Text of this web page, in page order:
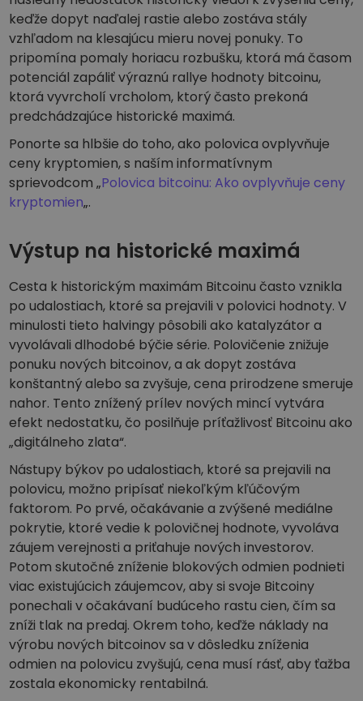
keďže dopyt naďalej rastie alebo zostáva stály
vzhľadom na klesajúcu mieru novej ponuky. To
pripomína pomaly horiacu rozbušku, ktorá má časom
potenciál zapáliť výraznú rallye hodnoty bitcoinu,
ktorá vyvrcholí vrcholom, ktorý často prekoná
predchádzajúce historické maximá.
Ponorte sa hlbšie do toho, ako polovica ovplyvňuje
ceny kryptomien, s naším informatívnym
sprievodcom „Polovica bitcoinu: Ako ovplyvňuje ceny
kryptomien„.
Výstup na historické maximá
Cesta k historickým maximám Bitcoinu často vznikla
po udalostiach, ktoré sa prejavili v polovici hodnoty. V
minulosti tieto halvingy pôsobili ako katalyzátor a
vyvolávali dlhodobé býčie série. Polovičenie znižuje
ponuku nových bitcoinov, a ak dopyt zostáva
konštantný alebo sa zvyšuje, cena prirodzene smeruje
nahor. Tento znížený prílev nových mincí vytvára
efekt nedostatku, čo posilňuje príťažlivosť Bitcoinu ako
„digitálneho zlata“.
Nástupy býkov po udalostiach, ktoré sa prejavili na
polovicu, možno pripísať niekoľkým kľúčovým
faktorom. Po prvé, očakávanie a zvýšené mediálne
pokrytie, ktoré vedie k polovičnej hodnote, vyvoláva
záujem verejnosti a priťahuje nových investorov.
Potom skutočné zníženie blokových odmien podnieti
viac existujúcich záujemcov, aby si svoje Bitcoiny
ponechali v očakávaní budúceho rastu cien, čím sa
zníži tlak na predaj. Okrem toho, keďže náklady na
výrobu nových bitcoinov sa v dôsledku zníženia
odmien na polovicu zvyšujú, cena musí rásť, aby ťažba
zostala ekonomicky rentabilná.